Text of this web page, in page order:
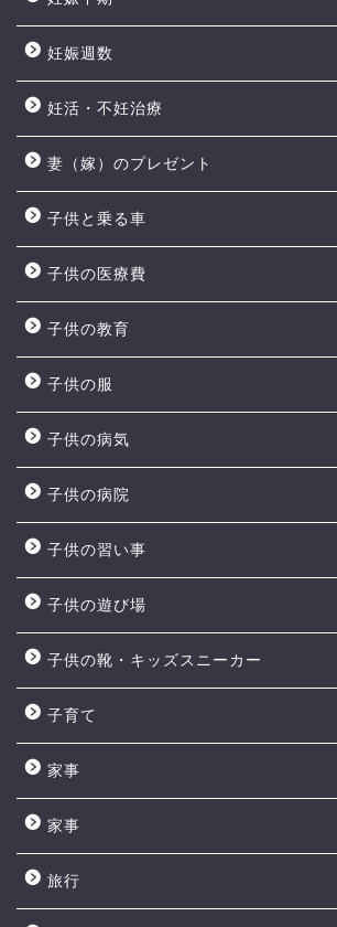
妊娠週数
妊活・不妊治療
妻（嫁）のプレゼント
子供と乗る車
子供の医療費
子供の教育
子供の服
子供の病気
子供の病院
子供の習い事
子供の遊び場
子供の靴・キッズスニーカー
子育て
家事
家事
旅行